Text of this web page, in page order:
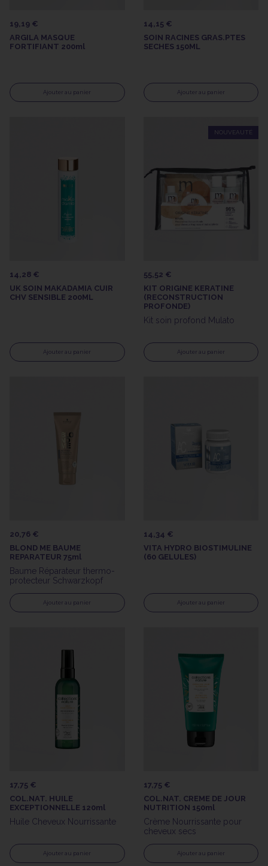
19,19 €
ARGILA MASQUE
FORTIFIANT 200ml
Ajouter au panier
14,15 €
SOIN RACINES GRAS.PTES
SECHES 150ML
Ajouter au panier
14,28 €
UK SOIN MAKADAMIA CUIR
CHV SENSIBLE 200ML
Ajouter au panier
NOUVEAUTÉ
55,52 €
KIT ORIGINE KERATINE
(RECONSTRUCTION
PROFONDE)
Kit soin profond Mulato
Ajouter au panier
20,76 €
BLOND ME BAUME
REPARATEUR 75ml
Baume Réparateur thermo-
protecteur Schwarzkopf
Ajouter au panier
14,34 €
VITA HYDRO BIOSTIMULINE
(60 GELULES)
Ajouter au panier
17,75 €
COL.NAT. HUILE
EXCEPTIONNELLE 120ml
Huile Cheveux Nourrissante
Ajouter au panier
17,75 €
COL.NAT. CREME DE JOUR
NUTRITION 150ml
Crème Nourrissante pour
cheveux secs
Ajouter au panier